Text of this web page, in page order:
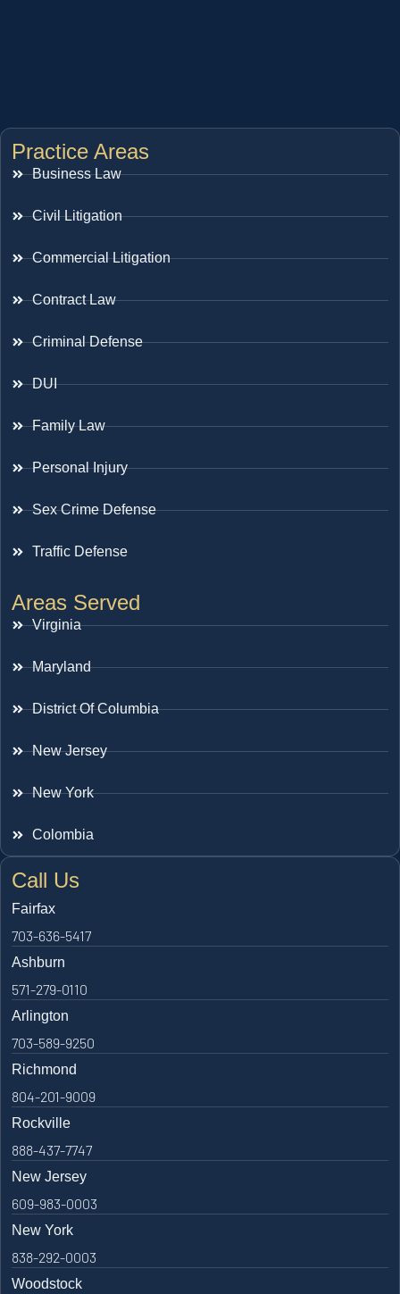
Practice Areas
Business Law
Civil Litigation
Commercial Litigation
Contract Law
Criminal Defense
DUI
Family Law
Personal Injury
Sex Crime Defense
Traffic Defense
Areas Served
Virginia
Maryland
District Of Columbia
New Jersey
New York
Colombia
Call Us
Fairfax
703-636-5417
Ashburn
571-279-0110
Arlington
703-589-9250
Richmond
804-201-9009
Rockville
888-437-7747
New Jersey
609-983-0003
New York
838-292-0003
Woodstock